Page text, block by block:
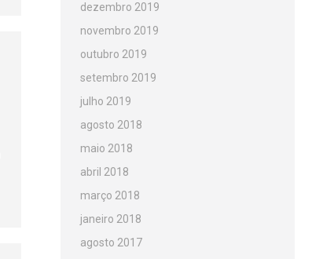
dezembro 2019
novembro 2019
outubro 2019
setembro 2019
julho 2019
agosto 2018
maio 2018
abril 2018
março 2018
janeiro 2018
agosto 2017